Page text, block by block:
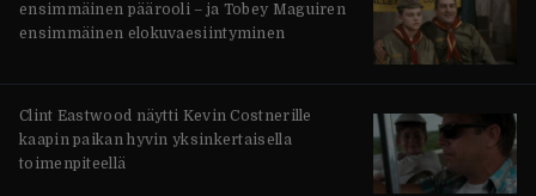
ensimmäinen päärooli – ja Tobey Maguiren
ensimmäinen elokuvaesiintyminen
Clint Eastwood näytti Kevin Costnerille
kaapin paikan hyvin yksinkertaisella
toimenpiteellä